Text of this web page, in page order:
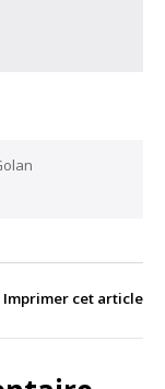
Imprimer cet article